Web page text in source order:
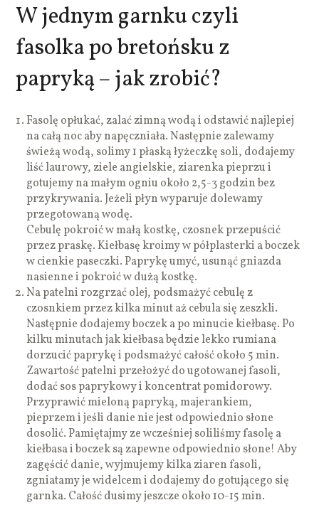
W jednym garnku czyli
fasolka po bretońsku z
papryką – jak zrobić?
Fasolę opłukać, zalać zimną wodą i odstawić najlepiej
na całą noc aby napęczniała. Następnie zalewamy
świeżą wodą, solimy 1 płaską łyżeczkę soli, dodajemy
liść laurowy, ziele angielskie, ziarenka pieprzu i
gotujemy na małym ogniu około 2,5-3 godzin bez
przykrywania. Jeżeli płyn wyparuje dolewamy
przegotowaną wodę.
Cebulę pokroić w małą kostkę, czosnek przepuścić
przez praskę. Kiełbasę kroimy w półplasterki a boczek
w cienkie paseczki. Paprykę umyć, usunąć gniazda
nasienne i pokroić w dużą kostkę.
Na patelni rozgrzać olej, podsmażyć cebulę z
czosnkiem przez kilka minut aż cebula się zeszkli.
Następnie dodajemy boczek a po minucie kiełbasę. Po
kilku minutach jak kiełbasa będzie lekko rumiana
dorzucić paprykę i podsmażyć całość około 5 min.
Zawartość patelni przełożyć do ugotowanej fasoli,
dodać sos paprykowy i koncentrat pomidorowy.
Przyprawić mieloną papryką, majerankiem,
pieprzem i jeśli danie nie jest odpowiednio słone
dosolić. Pamiętajmy ze wcześniej soliliśmy fasolę a
kiełbasa i boczek są zapewne odpowiednio słone! Aby
zagęścić danie, wyjmujemy kilka ziaren fasoli,
zgniatamy je widelcem i dodajemy do gotującego się
garnka. Całość dusimy jeszcze około 10-15 min.